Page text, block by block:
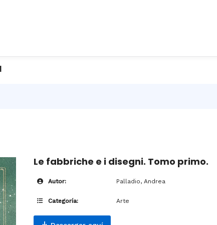
Le fabbriche e i disegni. Tomo primo.
Autor: Palladio, Andrea
Categoría: Arte